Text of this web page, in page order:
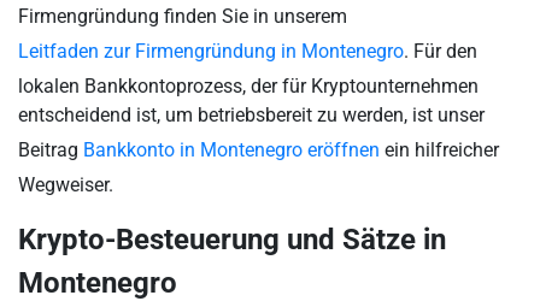
Firmengründung finden Sie in unserem
Leitfaden zur Firmengründung in Montenegro. Für den
lokalen Bankkontoprozess, der für Kryptounternehmen
entscheidend ist, um betriebsbereit zu werden, ist unser
Beitrag Bankkonto in Montenegro eröffnen ein hilfreicher
Wegweiser.
Krypto-Besteuerung und Sätze in
Montenegro